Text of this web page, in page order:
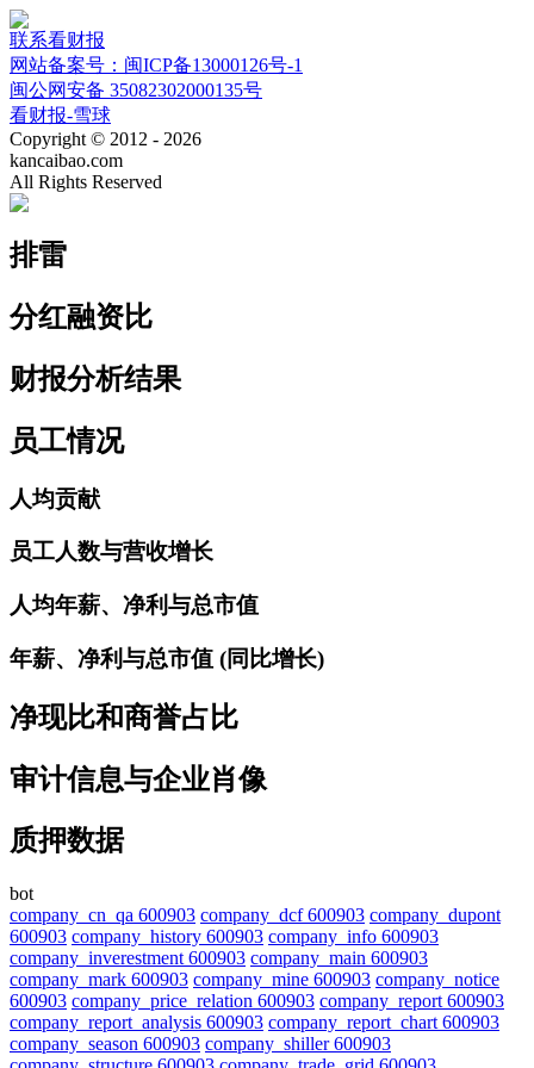
联系看财报
网站备案号：闽ICP备13000126号-1
闽公网安备 35082302000135号
看财报-雪球
Copyright © 2012 - 2026
kancaibao.com
All Rights Reserved
排雷
分红融资比
财报分析结果
员工情况
人均贡献
员工人数与营收增长
人均年薪、净利与总市值
年薪、净利与总市值 (同比增长)
净现比和商誉占比
审计信息与企业肖像
质押数据
bot
company_cn_qa 600903 company_dcf 600903 company_dupont
600903 company_history 600903 company_info 600903
company_inverestment 600903 company_main 600903
company_mark 600903 company_mine 600903 company_notice
600903 company_price_relation 600903 company_report 600903
company_report_analysis 600903 company_report_chart 600903
company_season 600903 company_shiller 600903